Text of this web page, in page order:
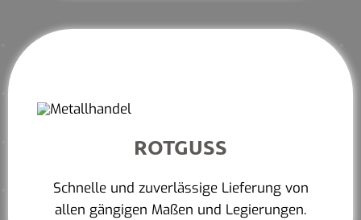
ROTGUSS
Schnelle und zuverlässige Lieferung von
allen gängigen Maßen und Legierungen.